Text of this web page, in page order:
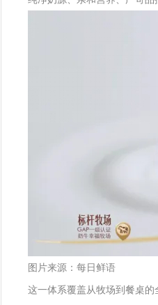
图片来源：每日鲜语
这一体系覆盖从牧场到餐桌